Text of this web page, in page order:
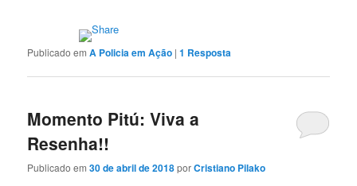
Publicado em A Policia em Ação |1 Resposta
Momento Pitú: Viva a
Resenha!!
Publicado em30 de abril de 2018porCristiano Pilako